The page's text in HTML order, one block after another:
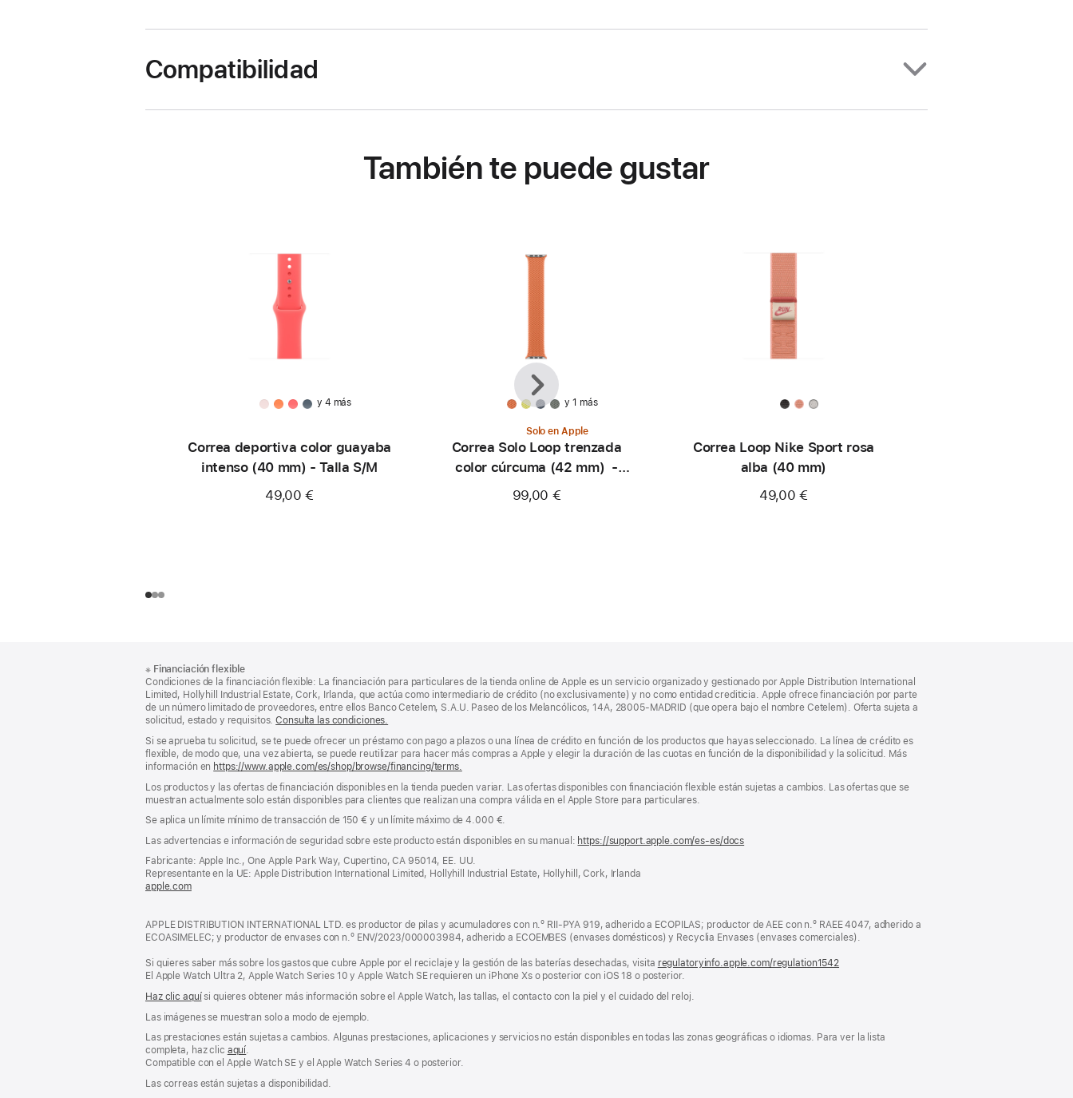
Compatibilidad
También te puede gustar
y 4 más
Correa deportiva color guayaba
intenso (40 mm) - Talla S/M
49,00 €
y 1 más
Solo en Apple
Correa Solo Loop trenzada
color cúrcuma (42 mm) -
Talla 0
99,00 €
Correa Loop Nike Sport rosa
alba (40 mm)
49,00 €
Anterior
Siguiente
a
pie
de
página
al
pie
※ Financiación flexible
Condiciones de la financiación flexible: La financiación para particulares de la tienda online de Apple es un servicio organizado y gestionado por Apple Distribution International
Limited, Hollyhill Industrial Estate, Cork, Irlanda, que actúa como intermediario de crédito (no exclusivamente) y no como entidad crediticia. Apple ofrece financiación por parte
de un número limitado de proveedores, entre ellos Banco Cetelem, S.A.U. Paseo de los Melancólicos, 14A, 28005-MADRID (que opera bajo el nombre Cetelem). Oferta sujeta a
solicitud, estado y requisitos.Consulta las condiciones.
Si se aprueba tu solicitud, se te puede ofrecer un préstamo con pago a plazos o una línea de crédito en función de los productos que hayas seleccionado. La línea de crédito es
flexible, de modo que, una vez abierta, se puede reutilizar para hacer más compras a Apple y elegir la duración de las cuotas en función de la disponibilidad y la solicitud. Más
información en https://www.apple.com/es/shop/browse/financing/terms.
Los productos y las ofertas de financiación disponibles en la tienda pueden variar. Las ofertas disponibles con financiación flexible están sujetas a cambios. Las ofertas que se
muestran actualmente solo están disponibles para clientes que realizan una compra válida en el Apple Store para particulares.
Se aplica un límite mínimo de transacción de 150 € y un límite máximo de 4.000 €.
Las advertencias e información de seguridad sobre este producto están disponibles en su manual: https://support.apple.com/es-es/docs
Fabricante: Apple Inc., One Apple Park Way, Cupertino, CA 95014, EE. UU.
Representante en la UE: Apple Distribution International Limited, Hollyhill Industrial Estate, Hollyhill, Cork, Irlanda
apple.com(se
una
ventana
APPLE DISTRIBUTION INTERNATIONAL LTD. es productor de pilas y acumuladores con n.º RII-PYA 919, adherido a ECOPILAS; productor de AEE con n.º RAEE 4047, adherido a
ECOASIMELEC; y productor de envases con n.º ENV/2023/000003984, adherido a ECOEMBES (envases domésticos) y Recyclia Envases (envases comerciales).
Si quieres saber más sobre los gastos que cubre Apple por el reciclaje y la gestión de las baterías desechadas, visita regulatoryinfo.apple.com/regulation1542
El Apple Watch Ultra 2, Apple Watch Series 10 y Apple Watch SE requieren un iPhone Xs o posterior con iOS 18 o posterior.
Haz clic aquísi quieres obtener más información sobre el Apple Watch, las tallas, el contacto con la piel y el cuidado del reloj.
Las imágenes se muestran solo a modo de ejemplo.
Las prestaciones están sujetas a cambios. Algunas prestaciones, aplicaciones y servicios no están disponibles en todas las zonas geográficas o idiomas. Para ver la lista
completa, haz clic aquí.
Compatible con el Apple Watch SE y el Apple Watch Series 4 o posterior.
Las correas están sujetas a disponibilidad.